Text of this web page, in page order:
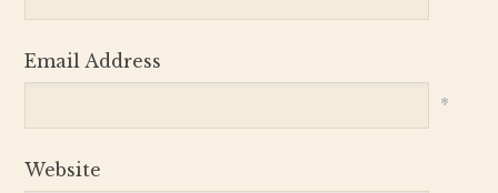
Email Address
*
Website